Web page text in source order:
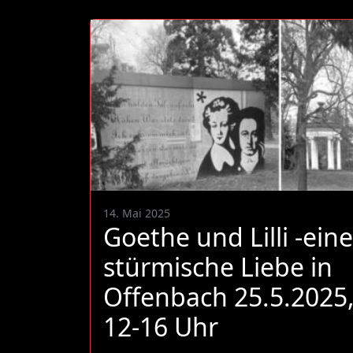
14. Mai 2025
Goethe und Lilli -eine
stürmische Liebe in
Offenbach
12-16 Uhr